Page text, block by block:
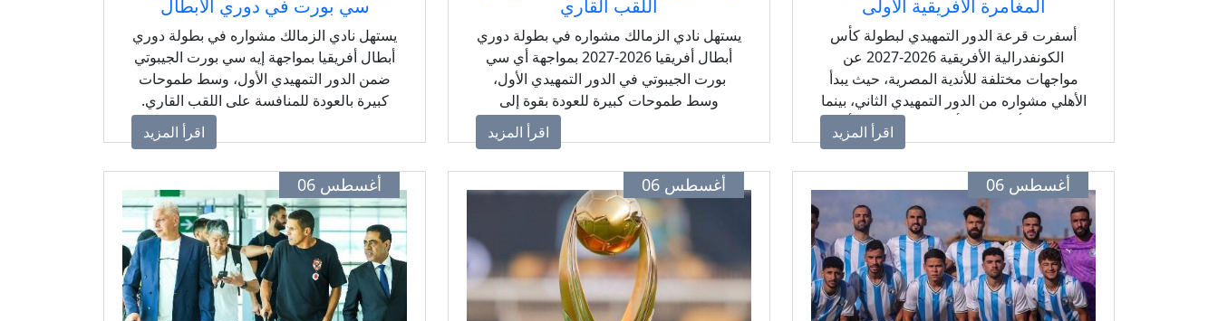
المغامرة الأفريقية الأولى
أسفرت قرعة الدور التمهيدي لبطولة كأس
الكونفدرالية الأفريقية 2026-2027 عن
مواجهات مختلفة للأندية المصرية، حيث يبدأ
الأهلي مشواره من الدور التمهيدي الثاني، بينما
يخوض زد أول اختبار أفريقي في تاريخه أمام
اتصالات جيبوتي.
اقرأ المزيد
اللقب القاري
يستهل نادي الزمالك مشواره في بطولة دوري
أبطال أفريقيا 2026-2027 بمواجهة أي سي
بورت الجيبوتي في الدور التمهيدي الأول،
وسط طموحات كبيرة للعودة بقوة إلى
المنافسة القارية وتحقيق لقب جديد.
اقرأ المزيد
سي بورت في دوري الأبطال
يستهل نادي الزمالك مشواره في بطولة دوري
أبطال أفريقيا بمواجهة إيه سي بورت الجيبوتي
ضمن الدور التمهيدي الأول، وسط طموحات
كبيرة بالعودة للمنافسة على اللقب القاري.
اقرأ المزيد
أغسطس 06 أغسطس 06 أغسطس 06